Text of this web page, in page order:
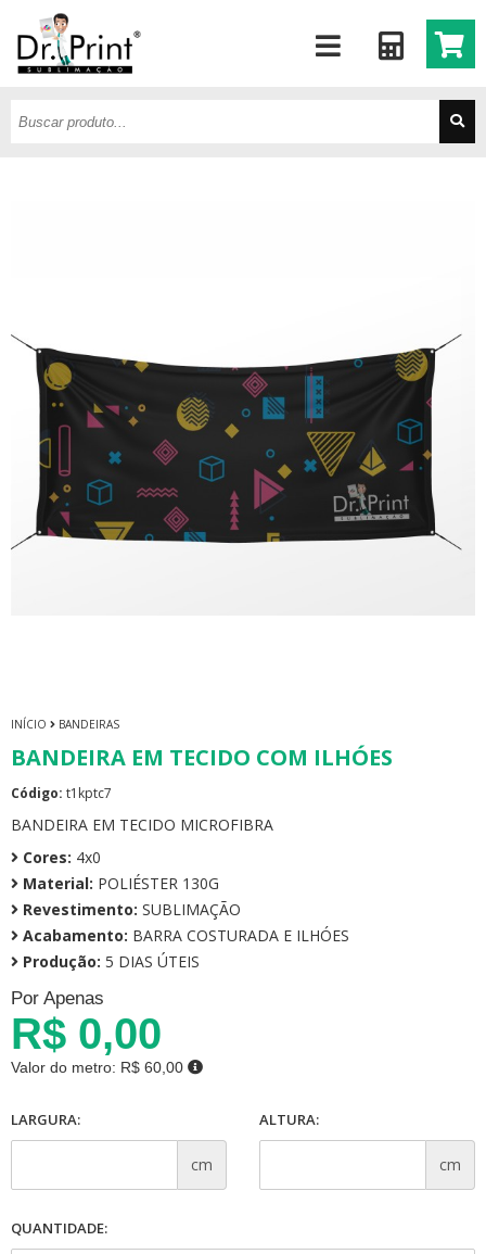
INÍCIO BANDEIRAS
BANDEIRA EM TECIDO COM ILHÓES
Código: t1kptc7
BANDEIRA EM TECIDO MICROFIBRA
Cores: 4x0
Material: POLIÉSTER 130G
Revestimento: SUBLIMAÇÃO
Acabamento: BARRA COSTURADA E ILHÓES
Produção: 5 DIAS ÚTEIS
Por Apenas
R$ 0,00
Valor do metro: R$ 60,00
LARGURA:
cm
ALTURA:
cm
QUANTIDADE: